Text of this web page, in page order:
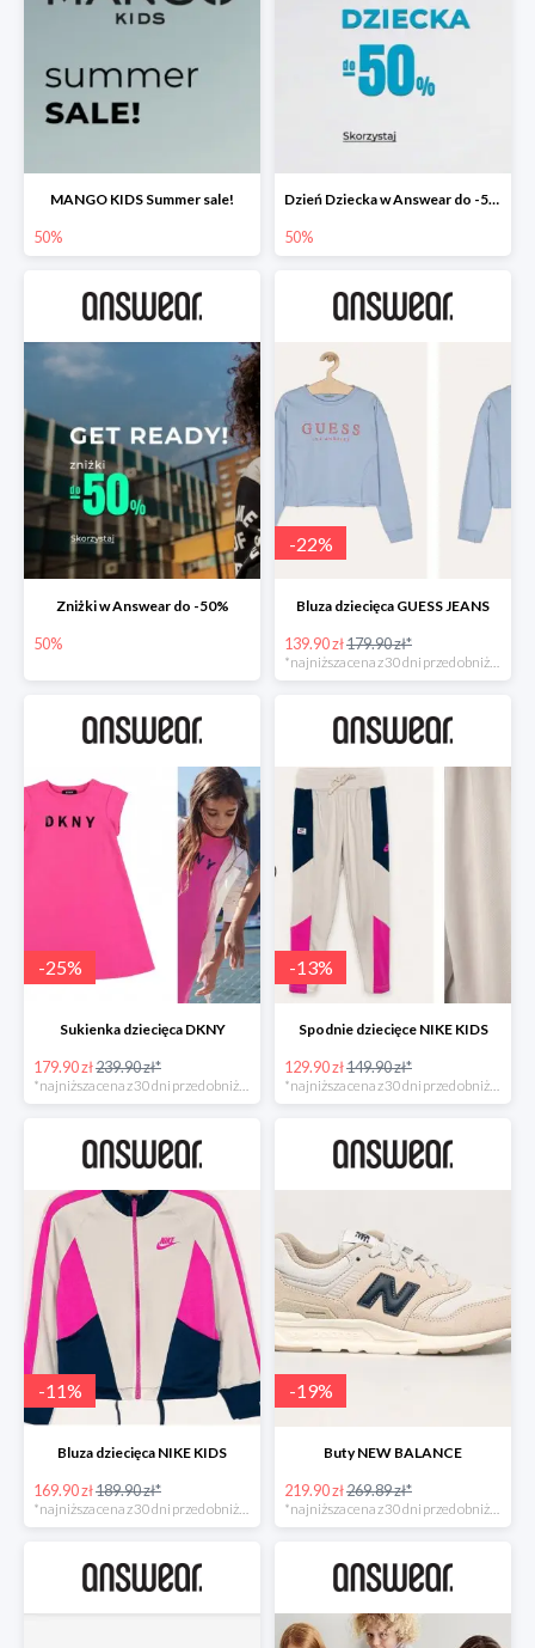
MANGO KIDS Summer sale!
50%
Dzień Dziecka w Answear do -50%
50%
Zniżki w Answear do -50%
50%
-22%
Bluza dziecięca GUESS JEANS
139.90 zł179.90 zł*
-25%
Sukienka dziecięca DKNY
179.90 zł239.90 zł*
-13%
Spodnie dziecięce NIKE KIDS
129.90 zł149.90 zł*
-11%
Bluza dziecięca NIKE KIDS
169.90 zł189.90 zł*
*najniższa cena z 30 dni przed obniżką
-19%
Buty NEW BALANCE
219.90 zł269.89 zł*
*najniższa cena z 30 dni przed obniżką